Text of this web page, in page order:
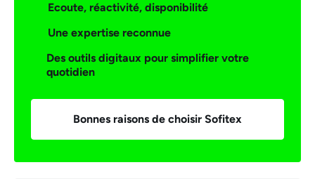
Ecoute, réactivité, disponibilité
Une expertise reconnue
Des outils digitaux pour simplifier votre
quotidien
Bonnes raisons de choisir Sofitex